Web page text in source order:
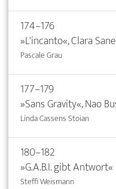
174–176
»L'incanto«, Clara
Pascale Grau
177–179
»Sans Gravity«, Nao
Linda Cassens Stoian
180–182
»G.A.B.I. gibt Antwort«
Steffi Weismann